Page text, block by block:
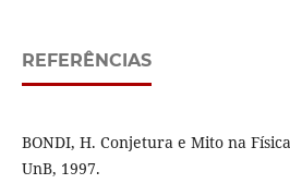
REFERÊNCIAS
BONDI, H. Conjetura e Mito na
UnB, 1997.